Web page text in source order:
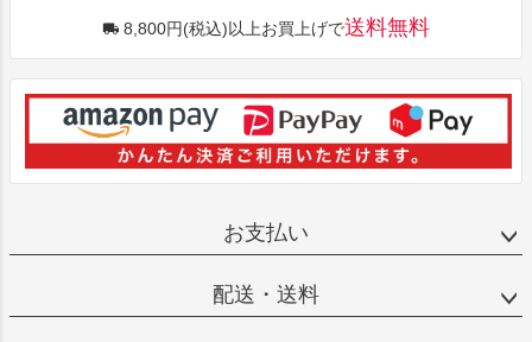
8,800円(税込)以上お買上げで送料無料
お支払い
配送・送料